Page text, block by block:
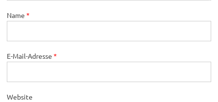
Name *
E-Mail-Adresse *
Website